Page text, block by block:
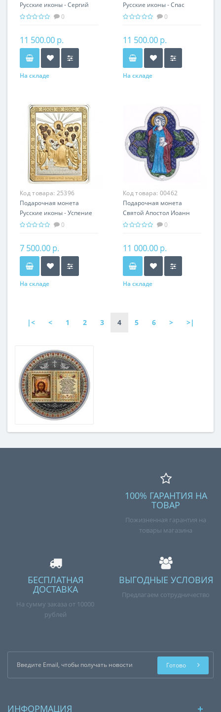
Русские иконы - Сергий
Радонежский серебро
подарок
0
11 500.00 р.
На складе
Русские иконы - Спас
Нерукотворный серебро
подарок
0
11 500.00 р.
На складе
Код товара: 25396
Подарочная монета
Русские иконы - Успение
серебро 25.00 гр -
0
7 500.00 р.
На складе
Код товара: 00462
Подарочная монета
Святой Апостол Иоанн
Богослов серебро 31.10 гр
Христианство
0
11 000.00 р.
На складе
|< < 1 2 3 4 5 6 > >|
100% ГАРАНТИЯ НА
ТОВАР
Пожизненная гарантия на
товары магазина
БЕСПЛАТНАЯ
ДОСТАВКА
На сумму заказа от 10000
рублей
ВЫГОДНЫЕ УСЛОВИЯ
Предлагаем сотрудничество
Готово
ИНФОРМАЦИЯ